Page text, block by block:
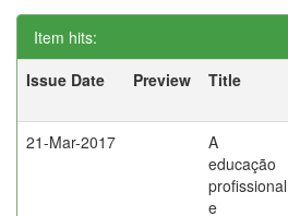
Item hits:
Issue Date
Preview Title
21-Mar-2017
A
educação
profissional
e